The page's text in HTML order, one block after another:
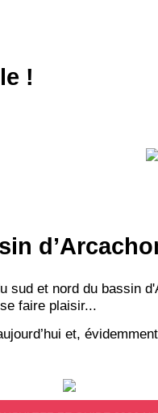
!
sud et nord du bassin
faire plaisir...
et,